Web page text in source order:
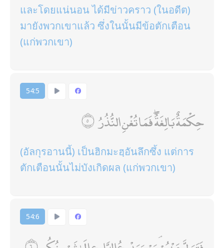
และโดยแน่นอน ได้มีข่าวคราว (ในอดีต)
มายังพวกเขาแล้ว ซึ่งในนั้นมีข้อตักเตือน
(แก่พวกเขา)
54:5
حِكْمَةٌ بَالِغَةٌ ۖ فَمَا تُغْنِ النُّذُرُ
(อัลกุรอานนี้) เป็นฮิกมะฮฺอันลึกซึ้ง แต่การ
ตักเตือนนั้นไม่บังเกิดผล (แก่พวกเขา)
54:6